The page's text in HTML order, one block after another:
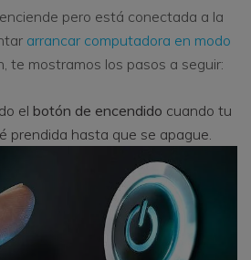
pero está conectada a la
arrancar computadora en modo
te mostramos los pasos a seguir:
el botón de encendido cuando tu
prendida hasta que se apague.